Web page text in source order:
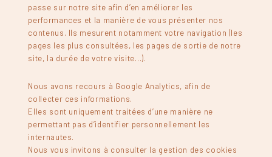
passe sur notre site afin d’en améliorer les
performances et la manière de vous présenter nos
contenus. Ils mesurent notamment votre navigation (les
pages les plus consultées, les pages de sortie de notre
site, la durée de votre visite…).
Nous avons recours à Google Analytics, afin de
collecter ces informations.
Elles sont uniquement traitées d’une manière ne
permettant pas d’identifier personnellement les
internautes.
Nous vous invitons à consulter la gestion des cookies